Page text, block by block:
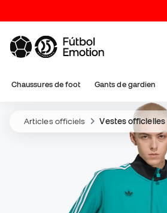
Chaussures de foot Gants de gardien
Articles officiels Vestes officielles